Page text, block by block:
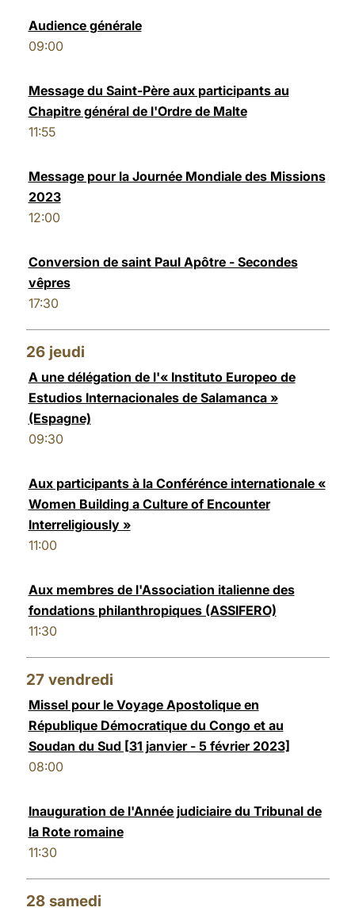
Audience générale
09:00
Message du Saint-Père aux participants au
Chapitre général de l'Ordre de Malte
11:55
Message pour la Journée Mondiale des Missions
2023
12:00
Conversion de saint Paul Apôtre - Secondes
vêpres
17:30
26 jeudi
A une délégation de l'« Instituto Europeo de
Estudios Internacionales de Salamanca »
(Espagne)
09:30
Aux participants à la Conférénce internationale «
Women Building a Culture of Encounter
Interreligiously »
11:00
Aux membres de l'Association italienne des
fondations philanthropiques (ASSIFERO)
11:30
27 vendredi
Missel pour le Voyage Apostolique en
République Démocratique du Congo et au
Soudan du Sud [31 janvier - 5 février 2023]
08:00
Inauguration de l'Année judiciaire du Tribunal de
la Rote romaine
11:30
28 samedi